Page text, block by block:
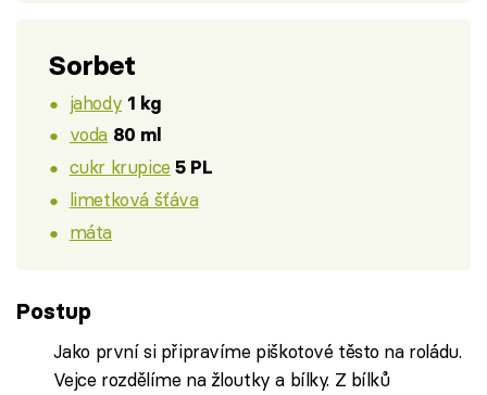
Sorbet
jahody 1 kg
voda 80 ml
cukr krupice 5 PL
limetková šťáva
máta
Postup
Jako první si připravíme piškotové těsto na roládu.
Vejce rozdělíme na žloutky a bílky. Z bílků